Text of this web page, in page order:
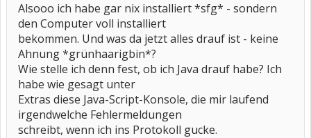
Alsooo ich habe gar nix installiert *sfg* - sondern
den Computer voll installiert
bekommen. Und was da jetzt alles drauf ist - keine
Ahnung *grünhaarigbin*?
Wie stelle ich denn fest, ob ich Java drauf habe? Ich
habe wie gesagt unter
Extras diese Java-Script-Konsole, die mir laufend
irgendwelche Fehlermeldungen
schreibt, wenn ich ins Protokoll gucke.